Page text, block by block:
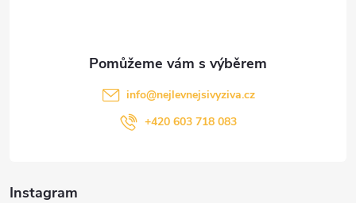
Instagram
info@nejlevnejsivyziva.cz
+420 603 718 083